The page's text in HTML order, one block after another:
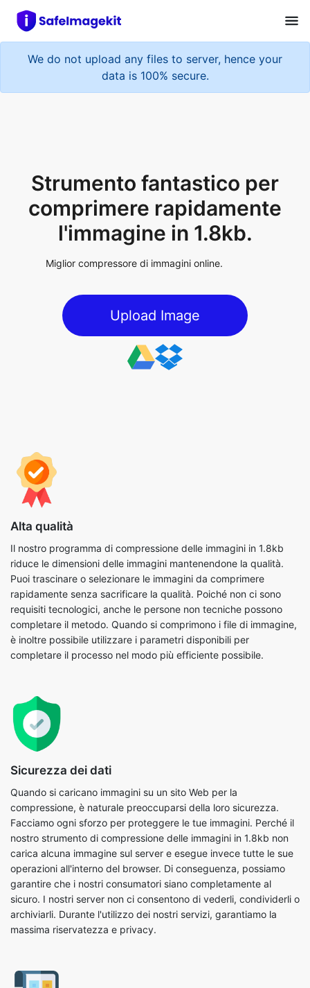
We do not upload any files to server, hence your
data is 100% secure.
l'immagine in 1.8kb.
Miglior compressore di immagini online.
Upload Image
Alta qualità
Il nostro programma di compressione delle immagini in 1.8kb
riduce le dimensioni delle immagini mantenendone la qualità.
Puoi trascinare o selezionare le immagini da comprimere
requisiti tecnologici, anche le persone non tecniche possono
completare il metodo. Quando si comprimono i file di immagine,
è inoltre possibile utilizzare i parametri disponibili per
completare il processo nel modo più efficiente possibile.
Sicurezza dei dati
Quando si caricano immagini su un sito Web per la
compressione, è naturale preoccuparsi della loro sicurezza.
Facciamo ogni sforzo per proteggere le tue immagini. Perché il
carica alcuna immagine sul server e esegue invece tutte le sue
operazioni all'interno del browser. Di conseguenza, possiamo
garantire che i nostri consumatori siano completamente al
sicuro. I nostri server non ci consentono di vederli, condividerli o
archiviarli. Durante l'utilizzo dei nostri servizi, garantiamo la
massima riservatezza e privacy.